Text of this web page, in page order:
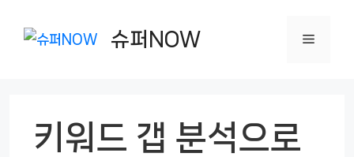
슈퍼NOW 메
키워드 갭 분석으로